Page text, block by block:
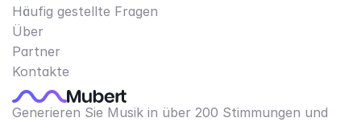
Häufig gestellte Fragen
Über
Partner
Kontakte
Generieren Sie Musik in über 200 Stimmungen und